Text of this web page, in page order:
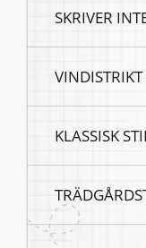
SKRIVER
KLASSISK